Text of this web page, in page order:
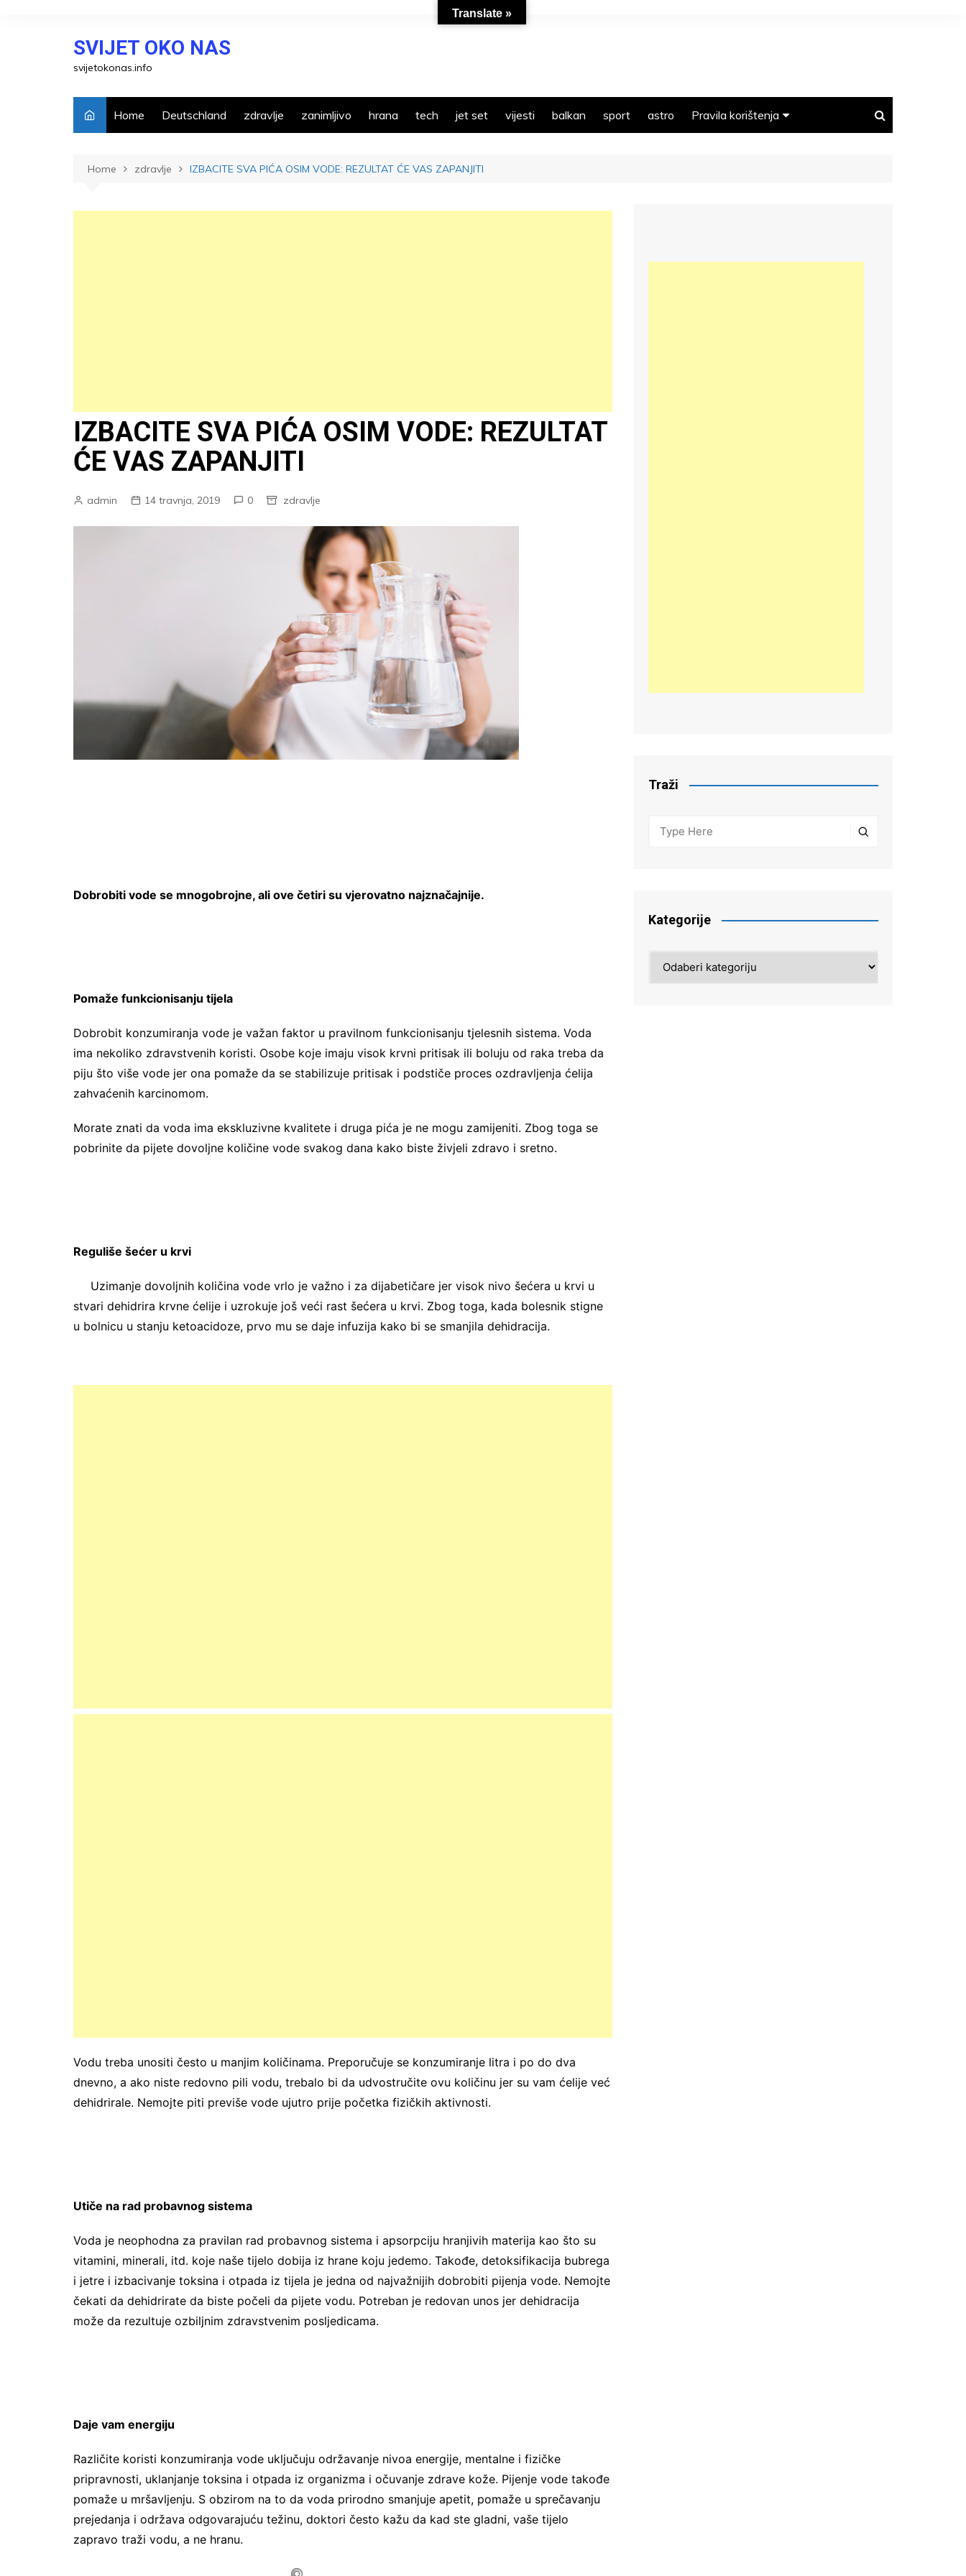
SVIJET OKO NAS
svijetokonas.info
Home Deutschland zdravlje zanimljivo hrana tech jet set vijesti balkan sport astro Pravila korištenja
Home zdravlje IZBACITE SVA PIĆA OSIM VODE: REZULTAT ĆE VAS ZAPANJITI
IZBACITE SVA PIĆA OSIM VODE: REZULTAT
ĆE VAS ZAPANJITI
admin 14 travnja, 2019 0 zdravlje
Dobrobiti vode se mnogobrojne, ali ove četiri su vjerovatno najznačajnije.
Pomaže funkcionisanju tijela
Dobrobit konzumiranja vode je važan faktor u pravilnom funkcionisanju tjelesnih sistema. Voda
ima nekoliko zdravstvenih koristi. Osobe koje imaju visok krvni pritisak ili boluju od raka treba da
piju što više vode jer ona pomaže da se stabilizuje pritisak i podstiče proces ozdravljenja ćelija
zahvaćenih karcinomom.
Morate znati da voda ima ekskluzivne kvalitete i druga pića je ne mogu zamijeniti. Zbog toga se
pobrinite da pijete dovoljne količine vode svakog dana kako biste živjeli zdravo i sretno.
Reguliše šećer u krvi
Uzimanje dovoljnih količina vode vrlo je važno i za dijabetičare jer visok nivo šećera u krvi u
stvari dehidrira krvne ćelije i uzrokuje još veći rast šećera u krvi. Zbog toga, kada bolesnik stigne
u bolnicu u stanju ketoacidoze, prvo mu se daje infuzija kako bi se smanjila dehidracija.
Vodu treba unositi često u manjim količinama. Preporučuje se konzumiranje litra i po do dva
dnevno, a ako niste redovno pili vodu, trebalo bi da udvostručite ovu količinu jer su vam ćelije već
dehidrirale. Nemojte piti previše vode ujutro prije početka fizičkih aktivnosti.
Utiče na rad probavnog sistema
Voda je neophodna za pravilan rad probavnog sistema i apsorpciju hranjivih materija kao što su
vitamini, minerali, itd. koje naše tijelo dobija iz hrane koju jedemo. Takođe, detoksifikacija bubrega
i jetre i izbacivanje toksina i otpada iz tijela je jedna od najvažnijih dobrobiti pijenja vode. Nemojte
čekati da dehidrirate da biste počeli da pijete vodu. Potreban je redovan unos jer dehidracija
može da rezultuje ozbiljnim zdravstvenim posljedicama.
Daje vam energiju
Različite koristi konzumiranja vode uključuju održavanje nivoa energije, mentalne i fizičke
pripravnosti, uklanjanje toksina i otpada iz organizma i očuvanje zdrave kože. Pijenje vode takođe
pomaže u mršavljenju. S obzirom na to da voda prirodno smanjuje apetit, pomaže u sprečavanju
prejedanja i održava odgovarajuću težinu, doktori često kažu da kad ste gladni, vaše tijelo
zapravo traži vodu, a ne hranu.
Traži
Kategorije
Translate »